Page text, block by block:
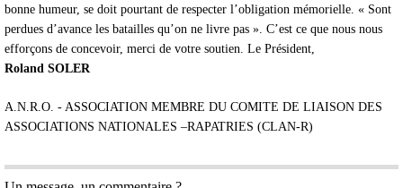
bonne humeur, se doit pourtant de respecter l’obligation mémorielle. « Sont
perdues d’avance les batailles qu’on ne livre pas ». C’est ce que nous nous
efforçons de concevoir, merci de votre soutien. Le Président,
Roland SOLER
A.N.R.O. - ASSOCIATION MEMBRE DU COMITE DE LIAISON DES
ASSOCIATIONS NATIONALES –RAPATRIES (CLAN-R)